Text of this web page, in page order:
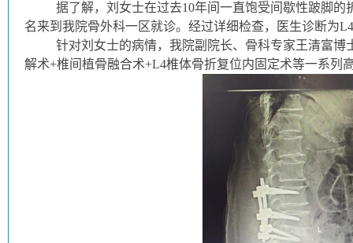
据了解，刘女士在过去10年间一直饱受间歇性跛脚
名来到我院骨外科一区就诊。经过详细检查，医生诊断为
针对刘女士的病情，我院副院长、骨科专家王清富
解术+椎间植骨融合术+L4椎体骨折复位内固定术等一系列